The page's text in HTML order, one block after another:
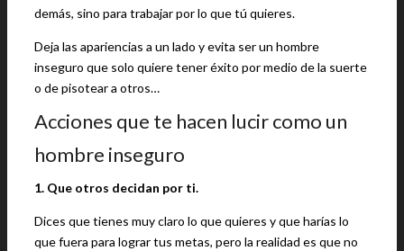
demás, sino para trabajar por lo que tú quieres.
Deja las apariencias a un lado y evita ser un hombre
inseguro que solo quiere tener éxito por medio de la suerte
o de pisotear a otros…
Acciones que te hacen lucir como un
hombre inseguro
1. Que otros decidan por ti.
Dices que tienes muy claro lo que quieres y que harías lo
que fuera para lograr tus metas, pero la realidad es que no